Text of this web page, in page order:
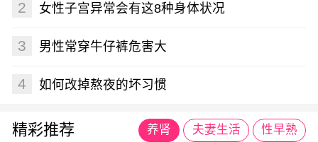
2 女性子宫异常会有这8种身体状况
3 男性常穿牛仔裤危害大
4 如何改掉熬夜的坏习惯
精彩推荐 养肾 夫妻生活 性早熟